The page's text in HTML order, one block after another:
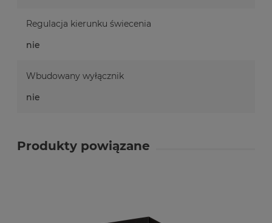
Regulacja kierunku świecenia
nie
Wbudowany wyłącznik
nie
Produkty powiązane